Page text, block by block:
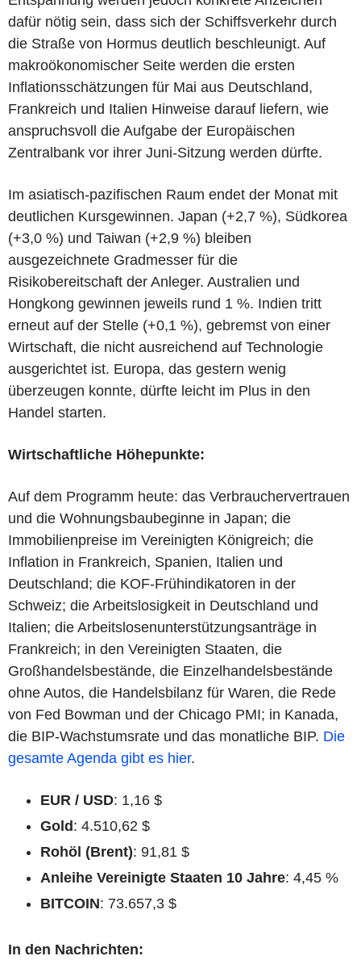
dafür nötig sein, dass sich der Schiffsverkehr durch
die Straße von Hormus deutlich beschleunigt. Auf
makroökonomischer Seite werden die ersten
Inflationsschätzungen für Mai aus Deutschland,
Frankreich und Italien Hinweise darauf liefern, wie
anspruchsvoll die Aufgabe der Europäischen
Zentralbank vor ihrer Juni-Sitzung werden dürfte.
Im asiatisch-pazifischen Raum endet der Monat mit
deutlichen Kursgewinnen. Japan (+2,7 %), Südkorea
(+3,0 %) und Taiwan (+2,9 %) bleiben
ausgezeichnete Gradmesser für die
Risikobereitschaft der Anleger. Australien und
Hongkong gewinnen jeweils rund 1 %. Indien tritt
erneut auf der Stelle (+0,1 %), gebremst von einer
Wirtschaft, die nicht ausreichend auf Technologie
ausgerichtet ist. Europa, das gestern wenig
überzeugen konnte, dürfte leicht im Plus in den
Handel starten.
Wirtschaftliche Höhepunkte:
Auf dem Programm heute: das Verbrauchervertrauen
und die Wohnungsbaubeginne in Japan; die
Immobilienpreise im Vereinigten Königreich; die
Inflation in Frankreich, Spanien, Italien und
Deutschland; die KOF-Frühindikatoren in der
Schweiz; die Arbeitslosigkeit in Deutschland und
Italien; die Arbeitslosenunterstützungsanträge in
Frankreich; in den Vereinigten Staaten, die
Großhandelsbestände, die Einzelhandelsbestände
ohne Autos, die Handelsbilanz für Waren, die Rede
von Fed Bowman und der Chicago PMI; in Kanada,
die BIP-Wachstumsrate und das monatliche BIP. Die
gesamte Agenda gibt es hier.
EUR / USD: 1,16 $
Gold: 4.510,62 $
Rohöl (Brent): 91,81 $
Anleihe Vereinigte Staaten 10 Jahre: 4,45 %
BITCOIN: 73.657,3 $
In den Nachrichten: